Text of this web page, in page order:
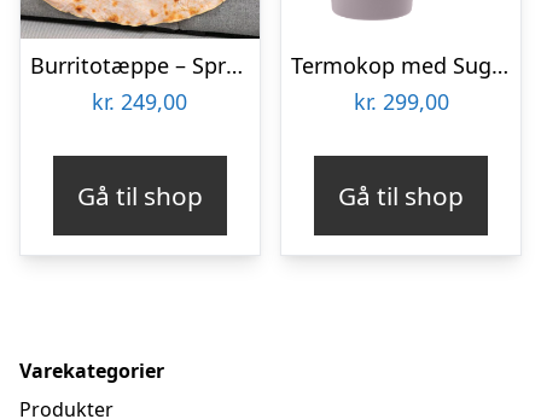
Burritotæppe – Spralla
kr. 249,00
Gå til shop
Termokop med Sugerør 885 ml, Lavender
kr. 299,00
Gå til shop
Varekategorier
Produkter